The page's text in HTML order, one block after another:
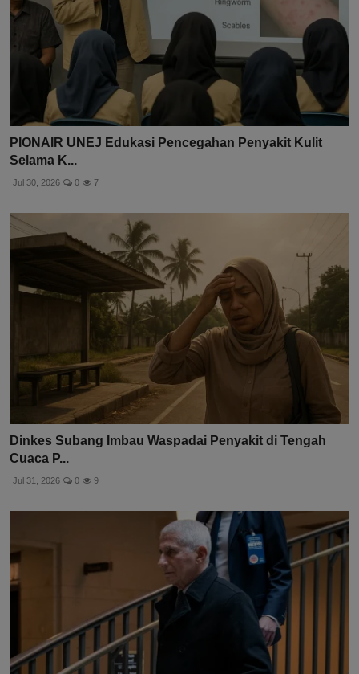
PIONAIR UNEJ Edukasi Pencegahan Penyakit Kulit
Selama K...
Jul 30, 2026 0 7
Dinkes Subang Imbau Waspadai Penyakit di Tengah
Cuaca P...
Jul 31, 2026 0 9